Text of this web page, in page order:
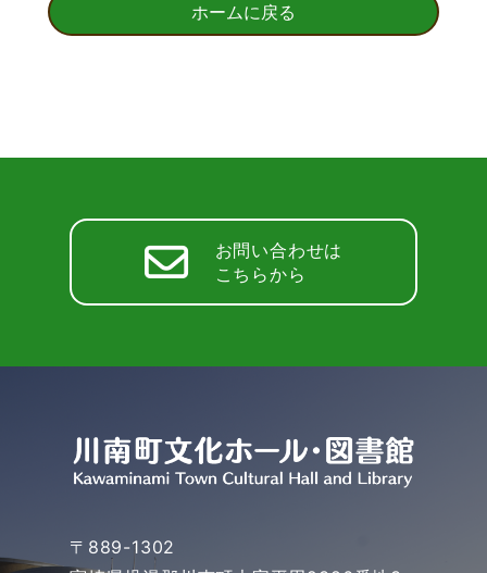
ホームに戻る
お問い合わせは
こちらから
〒889-1302